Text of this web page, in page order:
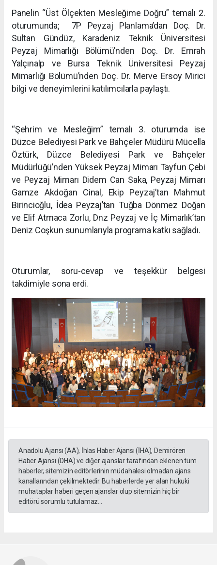
Panelin “Üst Ölçekten Mesleğime Doğru” temalı 2.
oturumunda; 7P Peyzaj Planlama’dan Doç. Dr.
Sultan Gündüz, Karadeniz Teknik Üniversitesi
Peyzaj Mimarlığı Bölümü’nden Doç. Dr. Emrah
Yalçınalp ve Bursa Teknik Üniversitesi Peyzaj
Mimarlığı Bölümü’nden Doç. Dr. Merve Ersoy Mirici
bilgi ve deneyimlerini katılımcılarla paylaştı.
“Şehrim ve Mesleğim” temalı 3. oturumda ise
Düzce Belediyesi Park ve Bahçeler Müdürü Mücella
Öztürk, Düzce Belediyesi Park ve Bahçeler
Müdürlüğü’nden Yüksek Peyzaj Mimarı Tayfun Çebi
ve Peyzaj Mimarı Didem Can Saka, Peyzaj Mimarı
Gamze Akdoğan Cinal, Ekip Peyzaj’tan Mahmut
Birincioğlu, İdea Peyzaj’tan Tuğba Dönmez Doğan
ve Elif Atmaca Zorlu, Dnz Peyzaj ve İç Mimarlık’tan
Deniz Coşkun sunumlarıyla programa katkı sağladı.
Oturumlar, soru-cevap ve teşekkür belgesi
takdimiyle sona erdi.
Anadolu Ajansı (AA), İhlas Haber Ajansı (İHA), Demirören
Haber Ajansı (DHA) ve diğer ajanslar tarafından eklenen tüm
haberler, sitemizin editörlerinin müdahalesi olmadan ajans
kanallarından çekilmektedir. Bu haberlerde yer alan hukuki
muhataplar haberi geçen ajanslar olup sitemizin hiç bir
editörü sorumlu tutulamaz...